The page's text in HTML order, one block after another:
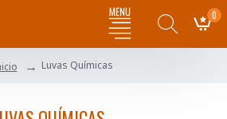
0
Luvas Químicas